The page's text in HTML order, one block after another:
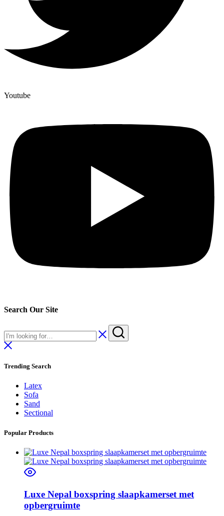
Youtube
Search Our Site
Trending Search
Latex
Sofa
Sand
Sectional
Popular Products
Luxe Nepal boxspring slaapkamerset met
opbergruimte